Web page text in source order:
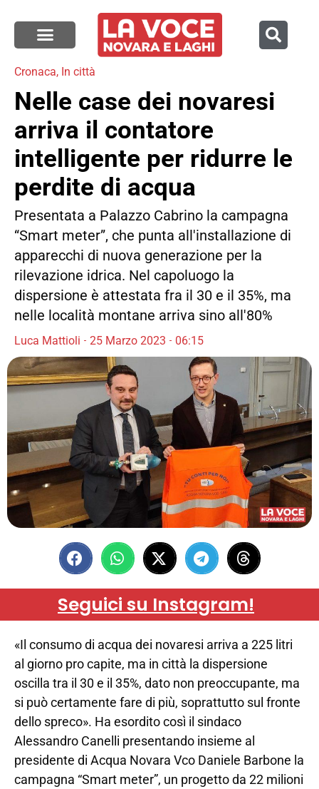
Cronaca, In città
Nelle case dei novaresi
arriva il contatore
intelligente per ridurre le
perdite di acqua
Presentata a Palazzo Cabrino la campagna
“Smart meter”, che punta all'installazione di
apparecchi di nuova generazione per la
rilevazione idrica. Nel capoluogo la
dispersione è attestata fra il 30 e il 35%, ma
nelle località montane arriva sino all'80%
Luca Mattioli 25 Marzo 2023 06:15
Seguici su Instagram!
«Il consumo di acqua dei novaresi arriva a 225 litri
al giorno pro capite, ma in città la dispersione
oscilla tra il 30 e il 35%, dato non preoccupante, ma
si può certamente fare di più, soprattutto sul fronte
dello spreco». Ha esordito così il sindaco
Alessandro Canelli presentando insieme al
presidente di Acqua Novara Vco Daniele Barbone la
campagna “Smart meter”, un progetto da 22 milioni